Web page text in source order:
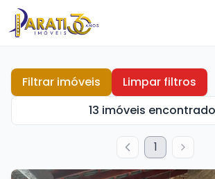
Filtrar imóveis
Limpar filtros
13 imóveis
1